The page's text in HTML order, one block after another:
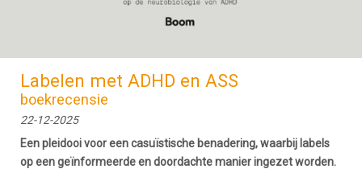
Labelen met ADHD en ASS
boekrecensie
22-12-2025
Een pleidooi voor een casuïstische benadering, waarbij labels
op een geïnformeerde en doordachte manier ingezet worden.